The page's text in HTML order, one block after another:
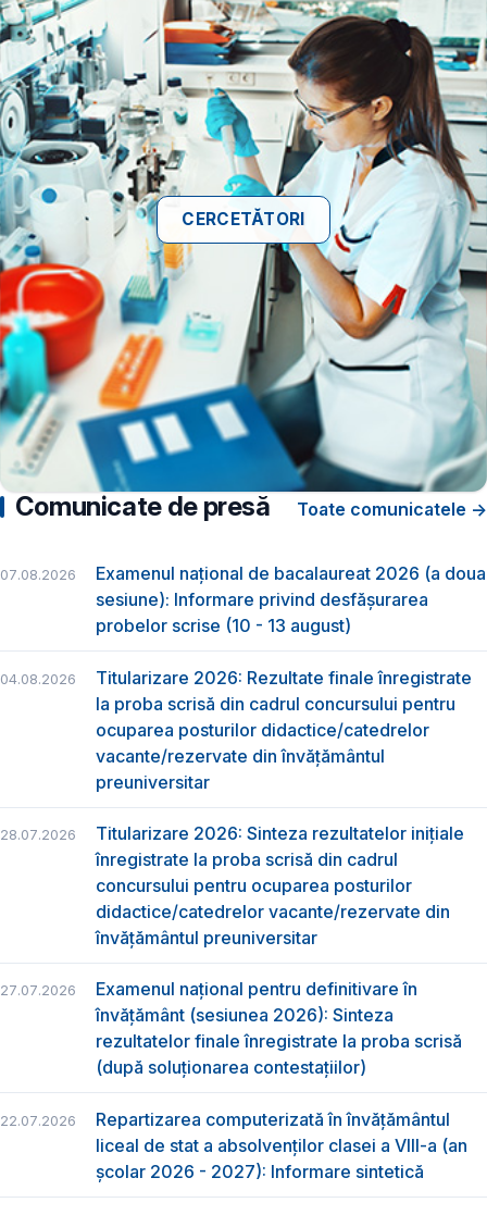
CERCETĂTORI
Comunicate de presă Toate comunicatele →
07.08.2026
Examenul național de bacalaureat 2026 (a doua
sesiune): Informare privind desfășurarea
probelor scrise (10 - 13 august)
04.08.2026
Titularizare 2026: Rezultate finale înregistrate
la proba scrisă din cadrul concursului pentru
ocuparea posturilor didactice/catedrelor
vacante/rezervate din învăţământul
preuniversitar
28.07.2026
Titularizare 2026: Sinteza rezultatelor inițiale
înregistrate la proba scrisă din cadrul
concursului pentru ocuparea posturilor
didactice/catedrelor vacante/rezervate din
învăţământul preuniversitar
27.07.2026
Examenul național pentru definitivare în
învățământ (sesiunea 2026): Sinteza
rezultatelor finale înregistrate la proba scrisă
(după soluționarea contestațiilor)
22.07.2026
Repartizarea computerizată în învăţământul
liceal de stat a absolvenţilor clasei a VIII-a (an
școlar 2026 - 2027): Informare sintetică